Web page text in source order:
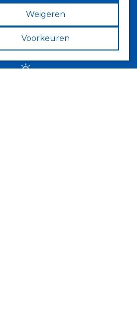
Over ons
Tips
Verkooppunten
Weigeren
Voorkeuren